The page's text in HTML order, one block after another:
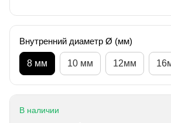
Внутренний диаметр Ø (мм)
8 мм 10 мм 12мм
В наличии